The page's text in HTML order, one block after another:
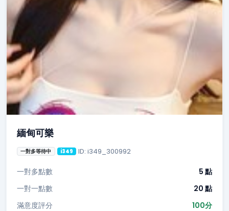
緬甸可樂
一對多等待中 i349 ID: i349_300992
一對多點數
5 點
一對一點數
20 點
滿意度評分
100分